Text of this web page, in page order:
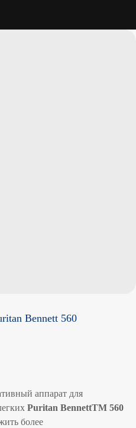
Bennett 560
аппарат для
Puritan BennettTM 560
более